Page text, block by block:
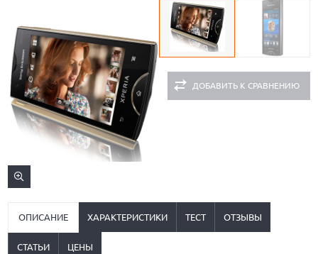
ДОБАВИТЬ К СРАВНЕНИЮ
ОПИСАНИЕ ХАРАКТЕРИСТИКИ ТЕСТ ОТЗЫВЫ
СТАТЬИ ЦЕНЫ